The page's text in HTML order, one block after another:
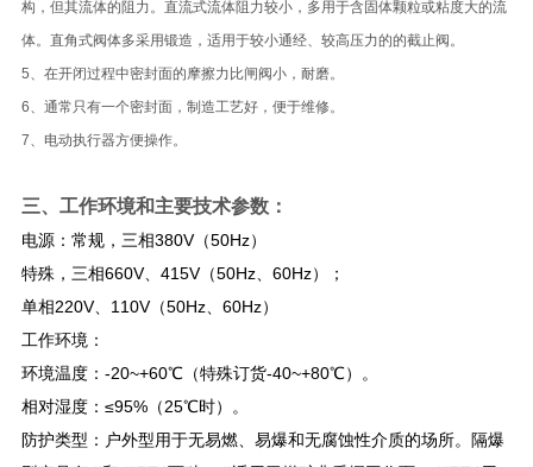
构，但其流体的阻力。直流式流体阻力较小，多用于含固体颗粒或粘度大的流
体。直角式阀体多采用锻造，适用于较小通经、较高压力的的截止阀。
5、在开闭过程中密封面的摩擦力比闸阀小，耐磨。
6、通常只有一个密封面，制造工艺好，便于维修。
7、电动执行器方便操作。
三、 工作环境和主要技术参数：
电源：常规，三相380V（50Hz）
特殊，三相660V、415V（50Hz、60Hz）；
单相220V、110V（50Hz、60Hz）
工作环境：
环境温度：-20~+60℃（特殊订货-40~+80℃）。
相对湿度：≤95%（25℃时）。
防护类型：户外型用于无易燃、易爆和无腐蚀性介质的场所。隔爆